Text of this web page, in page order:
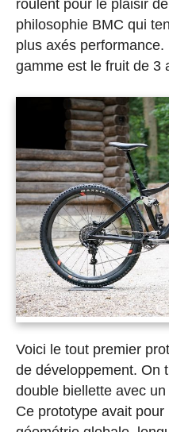
roulent pour le plaisir
philosophie BMC qui
plus axés
gamme est le fruit de 3
Voici le tout premier
de développement. On
double biellette avec
Ce prototype avait